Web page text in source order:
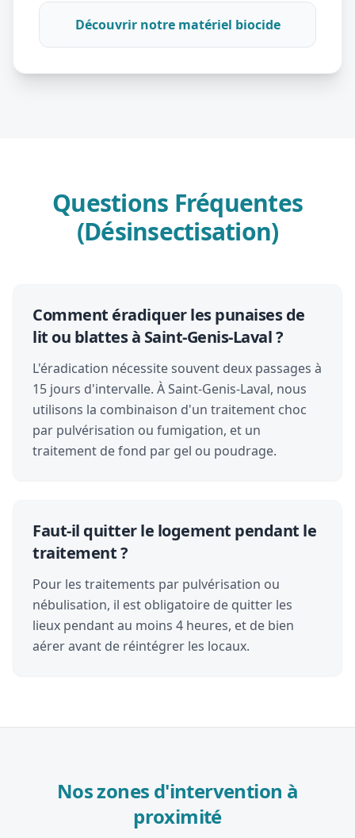
Découvrir notre matériel biocide
Questions Fréquentes
(Désinsectisation)
Comment éradiquer les punaises de
lit ou blattes à Saint-Genis-Laval ?
L'éradication nécessite souvent deux passages à
15 jours d'intervalle. À Saint-Genis-Laval, nous
utilisons la combinaison d'un traitement choc
par pulvérisation ou fumigation, et un
traitement de fond par gel ou poudrage.
Faut-il quitter le logement pendant le
traitement ?
Pour les traitements par pulvérisation ou
nébulisation, il est obligatoire de quitter les
lieux pendant au moins 4 heures, et de bien
aérer avant de réintégrer les locaux.
Nos zones d'intervention à
proximité